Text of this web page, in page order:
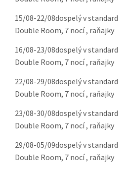
15/08-22/08dospelý v standard
Double Room, 7 nocí , raňajky
16/08-23/08dospelý v standard
Double Room, 7 nocí , raňajky
22/08-29/08dospelý v standard
Double Room, 7 nocí , raňajky
23/08-30/08dospelý v standard
Double Room, 7 nocí , raňajky
29/08-05/09dospelý v standard
Double Room, 7 nocí , raňajky